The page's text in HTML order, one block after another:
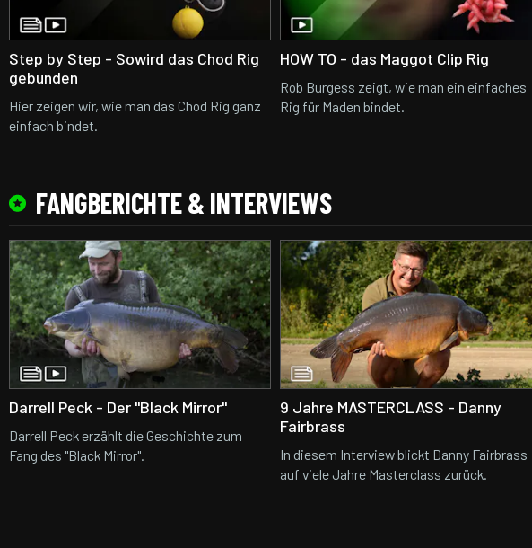
Step by Step - Sowird das Chod Rig
gebunden
Hier zeigen wir, wie man das Chod Rig ganz
einfach bindet.
HOW TO - das Maggot Clip Rig
Rob Burgess zeigt, wie man ein einfaches
Rig für Maden bindet.
FANGBERICHTE & INTERVIEWS
Darrell Peck - Der "Black Mirror"
Darrell Peck erzählt die Geschichte zum
Fang des "Black Mirror".
9 Jahre MASTERCLASS - Danny
Fairbrass
In diesem Interview blickt Danny Fairbrass
auf viele Jahre Masterclass zurück.